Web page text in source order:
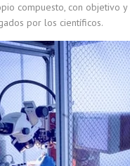
compuesto, con objetivo
por los científicos.